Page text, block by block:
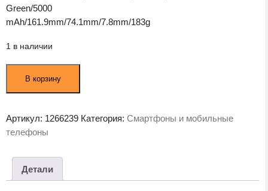
Green/5000
mAh/161.9mm/74.1mm/7.8mm/183g
1 в наличии
товара
90
8/256Gb
Green
(5109ATRN)
В корзину
Артикул: 1266239 Категория: Смартфоны и мобильные
телефоны
Детали